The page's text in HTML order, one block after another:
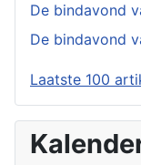
De bindavond
De bindavond
Laatste 100